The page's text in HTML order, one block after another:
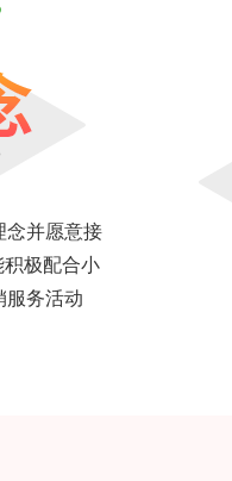
念并愿意接
极配合小
服务活动